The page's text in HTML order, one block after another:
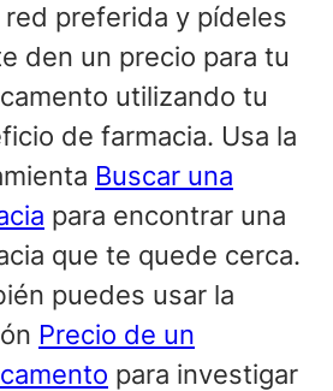
red preferida y pídeles
den un precio para tu
utilizando tu
de farmacia. Usa la
Buscar una
para encontrar una
que te quede cerca.
puedes usar la
Precio de un
para investigar